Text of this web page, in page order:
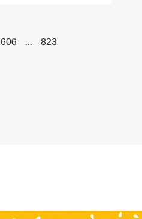
606 ... 823